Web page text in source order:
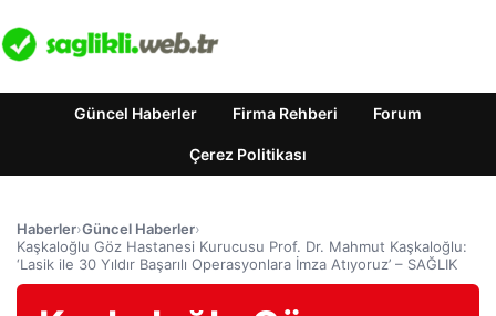
Güncel Haberler Firma Rehberi Forum
Çerez Politikası
Haberler›Güncel Haberler›
Kaşkaloğlu Göz Hastanesi Kurucusu Prof. Dr. Mahmut Kaşkaloğlu:
‘Lasik ile 30 Yıldır Başarılı Operasyonlara İmza Atıyoruz’ – SAĞLIK